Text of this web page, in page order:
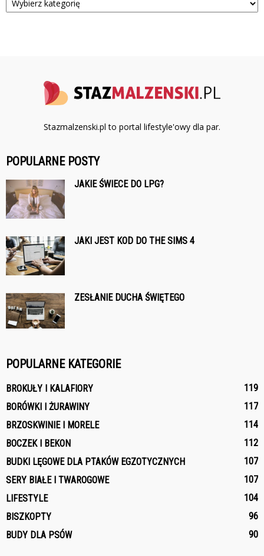
Stazmalzenski.pl to portal lifestyle'owy dla par.
POPULARNE POSTY
JAKIE ŚWIECE DO LPG?
JAKI JEST KOD DO THE SIMS 4
ZESŁANIE DUCHA ŚWIĘTEGO
POPULARNE KATEGORIE
BROKUŁY I KALAFIORY
119
BORÓWKI I ŻURAWINY
117
BRZOSKWINIE I MORELE
114
BOCZEK I BEKON
112
BUDKI LĘGOWE DLA PTAKÓW EGZOTYCZNYCH
107
SERY BIAŁE I TWAROGOWE
107
LIFESTYLE
104
BISZKOPTY
96
BUDY DLA PSÓW
90